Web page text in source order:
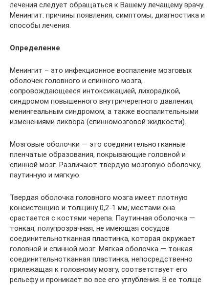
лечения следует обращаться к Вашему лечащему врачу.
Менингит: причины появления, симптомы, диагностика и
способы лечения.
Определение
Менингит – это инфекционное воспаление мозговых
оболочек головного и спинного мозга,
сопровождающееся интоксикацией, лихорадкой,
синдромом повышенного внутричерепного давления,
менингеальным синдромом, а также воспалительными
изменениями ликвора (спинномозговой жидкости).
Мозговые оболочки — это соединительнотканные
пленчатые образования, покрывающие головной и
спинной мозг. Различают твердую мозговую оболочку,
паутинную и мягкую.
Твердая оболочка головного мозга имеет плотную
консистенцию и толщину 0,2-1 мм, местами она
срастается с костями черепа. Паутинная оболочка —
тонкая, полупрозрачная, не имеющая сосудов
соединительнотканная пластинка, которая окружает
головной и спинной мозг. Мягкая оболочка — тонкая
соединительнотканная пластинка, непосредственно
прилежащая к головному мозгу, соответствует его
рельефу и проникает во все его углубления. В ее толще